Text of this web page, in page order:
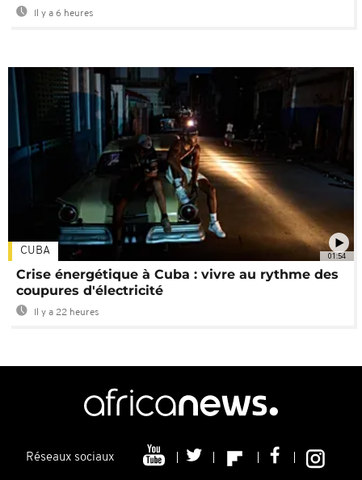
Il y a 6 heures
01:54
CUBA
Crise énergétique à Cuba : vivre au rythme des
coupures d'électricité
Il y a 22 heures
Réseaux sociaux